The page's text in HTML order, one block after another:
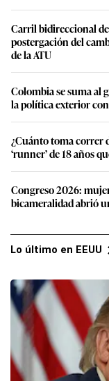
Carril bidireccional
postergación del
de la ATU
Colombia se suma al
la política exterior
¿Cuánto toma correr
‘runner’ de 18 años
Congreso 2026:
bicameralidad abrió
Lo último en EEUU